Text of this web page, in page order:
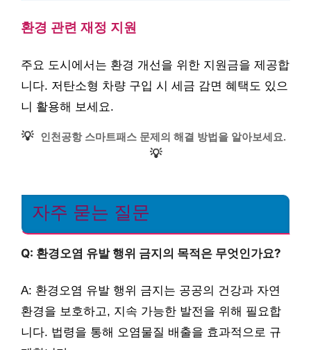
환경 관련 재정 지원
주요 도시에서는 환경 개선을 위한 지원금을 제공합
니다. 저탄소형 차량 구입 시 세금 감면 혜택도 있으
니 활용해 보세요.
💡 인천공항 스마트패스 문제의 해결 방법을 알아보세요.
💡
자주 묻는 질문
Q: 환경오염 유발 행위 금지의 목적은 무엇인가요?
A: 환경오염 유발 행위 금지는 공공의 건강과 자연
환경을 보호하고, 지속 가능한 발전을 위해 필요합
니다. 법령을 통해 오염물질 배출을 효과적으로 규